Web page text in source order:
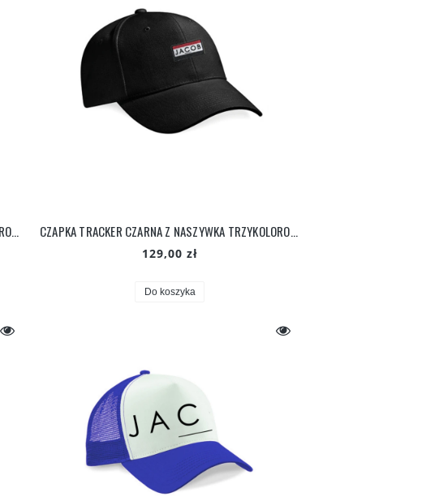
CZAPKA TRACKER CZARNA Z NASZYWKA DWUKOLOROWA CZAPKA TRACKER CZARNA Z NASZYWKA TRZYKOLOROWA
129,00 zł
Do koszyka